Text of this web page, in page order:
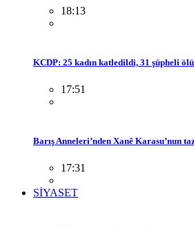
18:13
KCDP: 25 kadın katledildi, 31 şüpheli
17:51
Barış Anneleri’nden Xanê Karasu’nun
17:31
SİYASET